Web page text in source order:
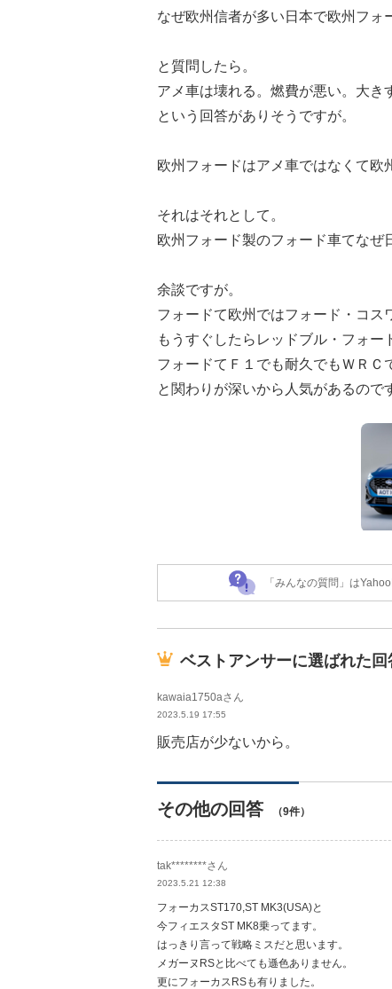
なぜ欧州信者が多い日本で欧州フォ
と質問したら。
アメ車は壊れる。燃費が悪い。大き
という回答がありそうですが。
欧州フォードはアメ車ではなくて欧
それはそれとして。
欧州フォード製のフォード車てなぜ
余談ですが。
フォードて欧州ではフォード・コス
もうすぐしたらレッドブル・フォー
フォードてＦ１でも耐久でもＷＲＣ
と関わりが深いから人気があるので
「みんなの質問」は
ベストアンサーに選ばれた回
kawaia1750aさん
2023.5.19 17:55
販売店が少ないから。
その他の回答 （9件）
tak********さん
2023.5.21 12:38
フォーカスST170,ST MK3(USA)と
今フィエスタST MK8乗ってます。
はっきり言って戦略ミスだと思います。
メガーヌRSと比べても遜色ありません。
更にフォーカスRSも有りました。